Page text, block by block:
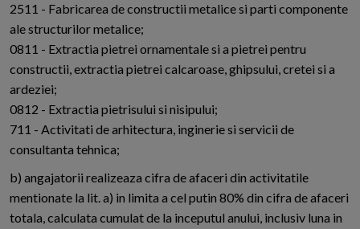
2511 - Fabricarea de constructii metalice si parti componente
ale structurilor metalice;
0811 - Extractia pietrei ornamentale si a pietrei pentru
constructii, extractia pietrei calcaroase, ghipsului, cretei si a
ardeziei;
0812 - Extractia pietrisului si nisipului;
711 - Activitati de arhitectura, inginerie si servicii de
consultanta tehnica;
b) angajatorii realizeaza cifra de afaceri din activitatile
mentionate la lit. a) in limita a cel putin 80% din cifra de afaceri
totala, calculata cumulat de la inceputul anului, inclusiv luna in